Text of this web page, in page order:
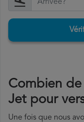
Combien
Jet pour
Une fois que nous